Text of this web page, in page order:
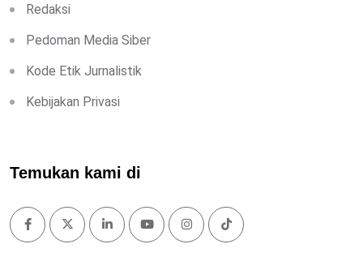
Redaksi
Pedoman Media Siber
Kode Etik Jurnalistik
Kebijakan Privasi
Temukan kami di